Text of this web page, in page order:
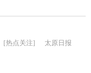
[热点关注] 太原日报